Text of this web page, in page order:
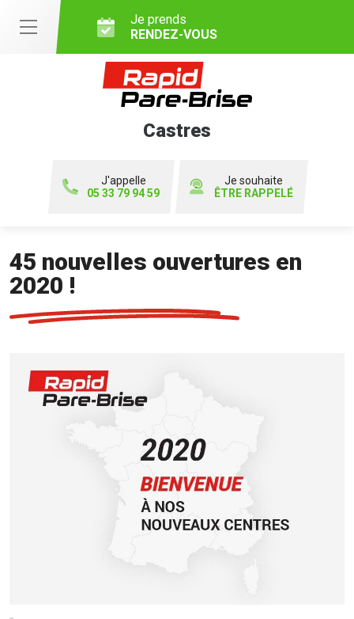
Je prends
RENDEZ-VOUS
Castres
J'appelle
05 33 79 94 59
Je souhaite
ÊTRE RAPPELÉ
45 nouvelles ouvertures en
2020 !